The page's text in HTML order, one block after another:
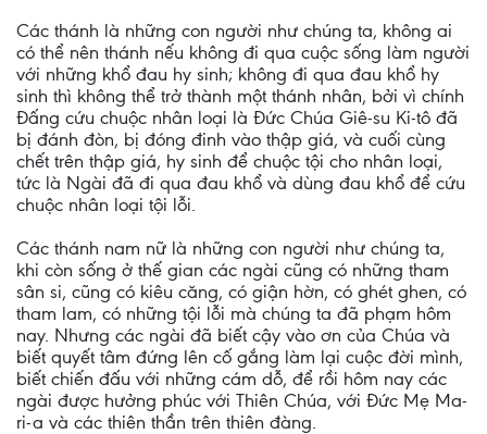
Các thánh là những con người như chúng ta, không ai
có thể nên thánh nếu không đi qua cuộc sống làm người
với những khổ đau hy sinh; không đi qua đau khổ hy
sinh thì không thể trở thành một thánh nhân, bởi vì chính
Đấng cứu chuộc nhân loại là Đức Chúa Giê-su Ki-tô đã
bị đánh đòn, bị đóng đinh vào thập giá, và cuối cùng
chết trên thập giá, hy sinh để chuộc tội cho nhân loại,
tức là Ngài đã đi qua đau khổ và dùng đau khổ để cứu
chuộc nhân loại tội lỗi.
Các thánh nam nữ là những con người như chúng ta,
khi còn sống ở thế gian các ngài cũng có những tham
sân si, cũng có kiêu căng, có giận hờn, có ghét ghen, có
tham lam, có những tội lỗi mà chúng ta đã phạm hôm
nay. Nhưng các ngài đã biết cậy vào ơn của Chúa và
biết quyết tâm đứng lên cố gắng làm lại cuộc đời mình,
biết chiến đấu với những cám dỗ, để rồi hôm nay các
ngài được hưởng phúc với Thiên Chúa, với Đức Mẹ Ma-
ri-a và các thiên thần trên thiên đàng.